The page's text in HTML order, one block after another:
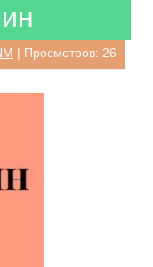
| Просмотров: 26